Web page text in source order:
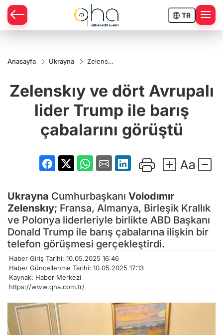
TR
Anasayfa Ukrayna
Zelenskıy
Trump ile
çabalarını
görüştü
Zelenskıy ve dört Avrupalı
lider Trump ile barış
çabalarını görüştü
Ukrayna Cumhurbaşkanı Volodımır
Zelenskıy; Fransa, Almanya, Birleşik Krallık
ve Polonya liderleriyle birlikte ABD Başkanı
Donald Trump ile barış çabalarına ilişkin bir
telefon görüşmesi gerçekleştirdi.
Haber Giriş Tarihi: 10.05.2025 16:46
Haber Güncellenme Tarihi: 10.05.2025 17:13
Kaynak: Haber Merkezi
https://www.qha.com.tr/